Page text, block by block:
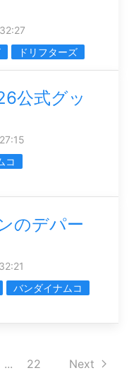
ドリフターズ
公式グッ
コ
のデパー
バンダイナムコ
... 22 Next